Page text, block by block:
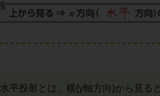
水平投射とは、横(y軸方向)から見ると